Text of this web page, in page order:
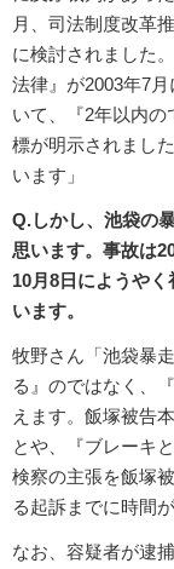
月、司法制度改革
に検討されました
法律』が2003年7
いて、『2年以内の
標が明示されまし
います」
Q.しかし、池袋の
思います。事故は
10月8日にようや
います。
牧野さん「池袋暴
る』のではなく、
えます。飯塚被告
とや、『ブレーキ
検察の主張を飯塚
る起訴までに時間
なお、容疑者が逮